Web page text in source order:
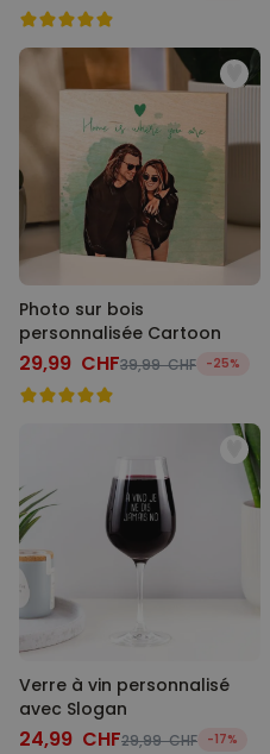
Photo sur bois
personnalisée Cartoon
29,99 CHF39,99 CHF -25%
Verre à vin personnalisé
avec Slogan
24,99 CHF29,99 CHF -17%